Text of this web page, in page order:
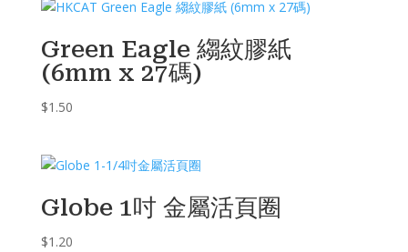
Green Eagle 縐紋膠紙
(6mm x 27碼)
$1.50
Globe 1吋 金屬活頁圈
$1.20